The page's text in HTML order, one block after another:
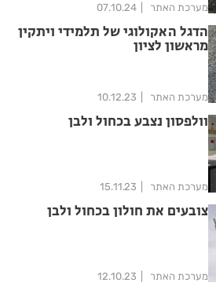
מערכת האתר 07.10.24
הדגל האקולוגי של תלמידי ויתקין
מראשון לציון
מערכת האתר 10.12.23
וולפסון נצבע בכחול ולבן
מערכת האתר 15.11.23
צובעים את חולון בכחול ולבן
מערכת האתר 12.10.23